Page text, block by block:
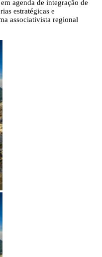
agenda de integração de
estratégicas e
associativista regional